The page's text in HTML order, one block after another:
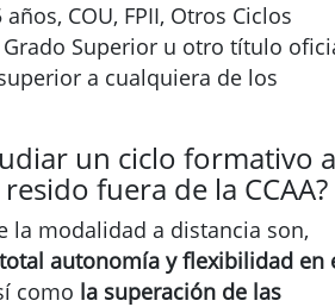
COU, FPII, Otros Ciclos
Superior u otro título
a cualquiera de los
un ciclo formativo a
fuera de la CCAA?
la modalidad a distancia son,
total autonomía y flexibilidad en
como la superación de las